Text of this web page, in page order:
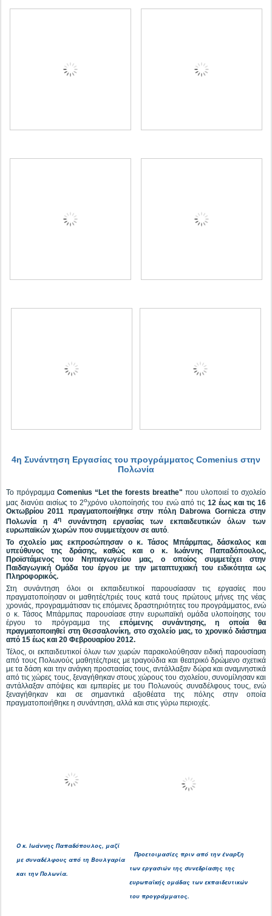
4η Συνάντηση Εργασίας του προγράμματος Comenius στην
Πολωνία
Το πρόγραμμα Comenius “Let the forests breathe" που υλοποιεί το σχολείο
μας διανύει αισίως το 2οχρόνο υλοποίησής του ενώ από τις 12 έως και τις 16
Οκτωβρίου 2011 πραγματοποιήθηκε στην πόλη Dabrowa Gοrnicza στην
Πολωνία η 4η
συνάντηση εργασίας των εκπαιδευτικών όλων των
ευρωπαϊκών χωρών που συμμετέχουν σε αυτό.
Το σχολείο μας εκπροσώπησαν ο κ. Τάσος Μπάρμπας, δάσκαλος και
υπεύθυνος της δράσης, καθώς και ο κ. Ιωάννης Παπαδόπουλος,
Προϊστάμενος του Νηπιαγωγείου μας, ο οποίος συμμετέχει στην
Παιδαγωγική Ομάδα του έργου με την μεταπτυχιακή του ειδικότητα ως
Πληροφορικός.
Στη συνάντηση όλοι οι εκπαιδευτικοί παρουσίασαν τις εργασίες που
πραγματοποίησαν οι μαθητές/τριές τους κατά τους πρώτους μήνες της νέας
χρονιάς, προγραμμάτισαν τις επόμενες δραστηριότητες του προγράμματος, ενώ
ο κ. Τάσος Μπάρμπας παρουσίασε στην ευρωπαϊκή ομάδα υλοποίησης του
έργου το πρόγραμμα της επόμενης συνάντησης, η οποία θα
πραγματοποιηθεί στη Θεσσαλονίκη, στο σχολείο μας, το χρονικό διάστημα
από 15 έως και 20 Φεβρουαρίου 2012.
Τέλος, οι εκπαιδευτικοί όλων των χωρών παρακολούθησαν ειδική παρουσίαση
από τους Πολωνούς μαθητές/τριες με τραγούδια και θεατρικό δρώμενο σχετικά
με τα δάση και την ανάγκη προστασίας τους, αντάλλαξαν δώρα και αναμνηστικά
από τις χώρες τους, ξεναγήθηκαν στους χώρους του σχολείου, συνομίλησαν και
αντάλλαξαν απόψεις και εμπειρίες με του Πολωνούς συναδέλφους τους, ενώ
ξεναγήθηκαν και σε σημαντικά αξιοθέατα της πόλης στην οποία
πραγματοποιήθηκε η συνάντηση, αλλά και στις γύρω περιοχές.
Ο κ. Ιωάννης Παπαδόπουλος, μαζί
με συναδέλφους από τη Βουλγαρία
και την Πολωνία.
Προετοιμασίες πριν από την έναρξη
των εργασιών της συνεδρίασης της
ευρωπαϊκής ομάδας των εκπαιδευτικών
του προγράμματος.